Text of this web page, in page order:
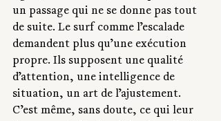
un passage qui ne se donne pas tout
de suite. Le surf comme l’escalade
demandent plus qu’une exécution
propre. Ils supposent une qualité
d’attention, une intelligence de
situation, un art de l’ajustement.
C’est même, sans doute, ce qui leur